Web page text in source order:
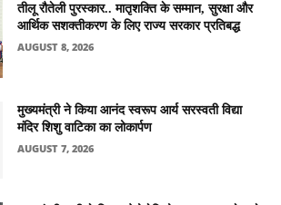
तीलू रौतेली पुरस्कार.. मातृशक्ति के सम्मान, सुरक्षा और
आर्थिक सशक्तीकरण के लिए राज्य सरकार प्रतिबद्ध
AUGUST 8, 2026
मुख्यमंत्री ने किया आनंद स्वरूप आर्य सरस्वती विद्या
मंदिर शिशु वाटिका का लोकार्पण
AUGUST 7, 2026